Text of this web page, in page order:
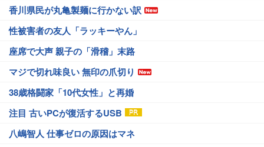
香川県民が丸亀製麺に行かない訳
性被害者の友人「ラッキーやん」
座席で大声 親子の「滑稽」末路
マジで切れ味良い 無印の爪切り
38歳格闘家「10代女性」と再婚
注目 古いPCが復活するUSB
八嶋智人 仕事ゼロの原因はマネ